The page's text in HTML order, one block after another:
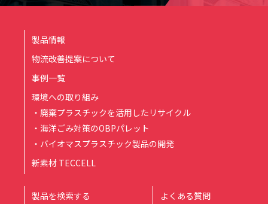
製品情報
物流改善提案について
事例一覧
環境への取り組み
・廃棄プラスチックを活用したリサイクル
・海洋ごみ対策のOBPパレット
・バイオマスプラスチック製品の開発
新素材 TECCELL
製品を検索する
よくある質問